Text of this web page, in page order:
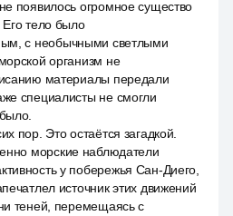
появилось огромное существо
тело было
с необычными светлыми
организм не
материалы передали
специалисты не смогли
пор. Это остаётся загадкой.
морские наблюдатели
у побережья Сан-Диего,
источник этих движений
теней, перемещаясь с